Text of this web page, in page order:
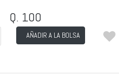
Q. 100
AÑADIR A LA BOLSA